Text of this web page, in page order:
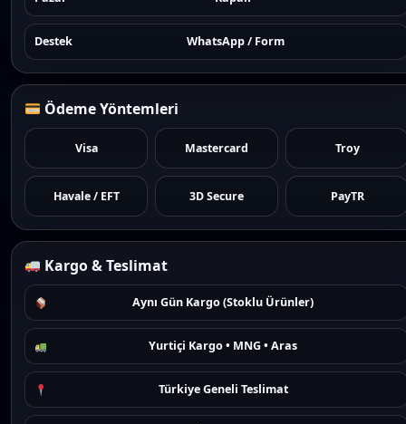
Destek WhatsApp / Form
Ödeme Yöntemleri
Visa Mastercard Troy
Havale / EFT 3D Secure PayTR
Kargo & Teslimat
Aynı Gün Kargo (Stoklu Ürünler)
Yurtiçi Kargo • MNG • Aras
Türkiye Geneli Teslimat